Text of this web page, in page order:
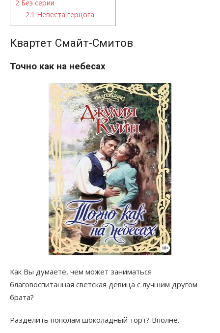
2 Без серии
2.1 Невеста герцога
Квартет Смайт-Смитов
Точно как на небесах
Как Вы думаете, чем может заниматься
благовоспитанная светская девица с лучшим другом
брата?
Разделить пополам шоколадный торт? Вполне.